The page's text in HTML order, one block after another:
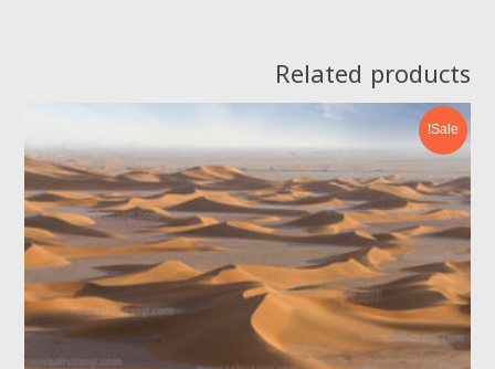
Related products
Sale!